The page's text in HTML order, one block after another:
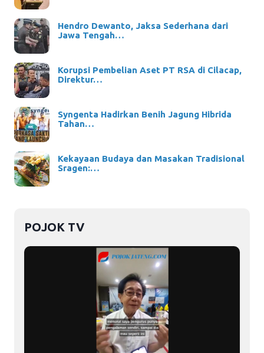
Hendro Dewanto, Jaksa Sederhana dari
Jawa Tengah…
Korupsi Pembelian Aset PT RSA di Cilacap,
Direktur…
Syngenta Hadirkan Benih Jagung Hibrida
Tahan…
Kekayaan Budaya dan Masakan Tradisional
Sragen:…
POJOK TV